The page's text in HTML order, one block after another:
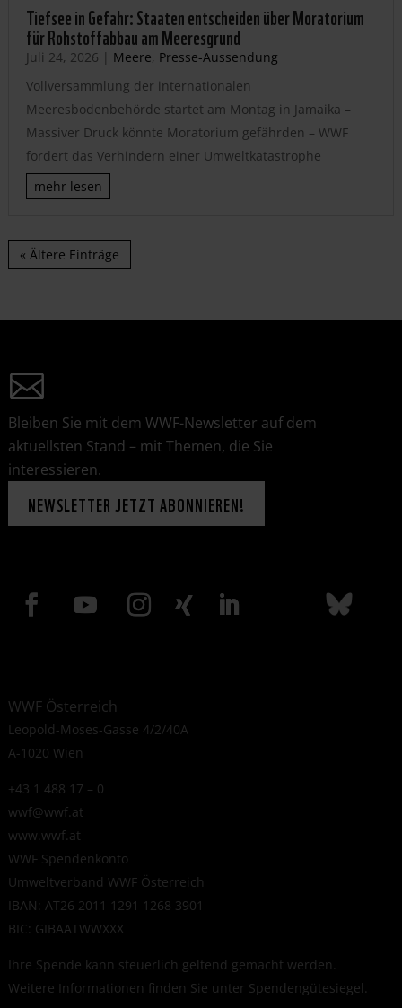
Tiefsee in Gefahr: Staaten entscheiden über Moratorium
für Rohstoffabbau am Meeresgrund
Juli 24, 2026 | Meere, Presse-Aussendung
Vollversammlung der internationalen
Meeresbodenbehörde startet am Montag in Jamaika –
Massiver Druck könnte Moratorium gefährden – WWF
fordert das Verhindern einer Umweltkatastrophe
mehr lesen
« Ältere Einträge
Bleiben Sie mit dem WWF-Newsletter auf dem
aktuellsten Stand – mit Themen, die Sie
interessieren.
NEWSLETTER JETZT ABONNIEREN!
WWF Österreich
Leopold-Moses-Gasse 4/2/40A
A-1020 Wien
+43 1 488 17 – 0
wwf@wwf.at
www.wwf.at
WWF Spendenkonto
Umweltverband WWF Österreich
IBAN: AT26 2011 1291 1268 3901
BIC: GIBAATWWXXX
Ihre Spende kann steuerlich geltend gemacht werden.
Weitere Informationen finden Sie unter Spendengütesiegel